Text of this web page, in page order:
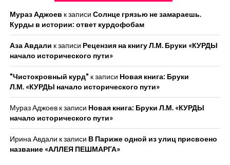
Мураз Аджоев к записи Солнце грязью не замараешь.
Курды в истории: ответ курдофобам
Аза Авдали к записи Рецензия на книгу Л.М. Бруки «КУРДЫ
начало исторического пути»
"Чистокровный курд" к записи Новая книга: Бруки
Л.М. «КУРДЫ начало исторического пути»
Мураз Аджоевк записи Новая книга: Бруки Л.М. «КУРДЫ
начало исторического пути»
Ирина Авдали к записи В Париже одной из улиц присвоено
название «АЛЛЕЯ ПЕШМАРГА»